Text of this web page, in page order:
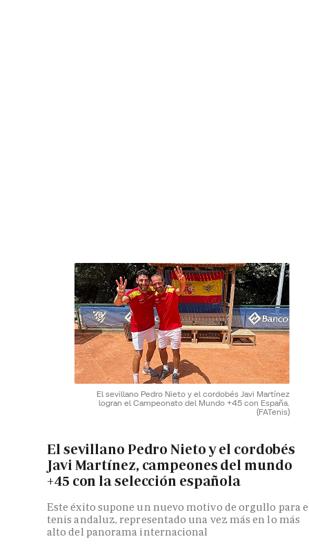
El sevillano Pedro Nieto y el cordobés Javi Martínez
logran el Campeonato del Mundo +45 con España.
(FATenis)
El sevillano Pedro Nieto y el cordobés
Javi Martínez, campeones del mundo
+45 con la selección española
Este éxito supone un nuevo motivo de orgullo para
tenis andaluz, representado una vez más en lo más
alto del panorama internacional